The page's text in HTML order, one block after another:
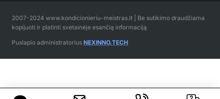
2007-2024 www.kondicionieriu-meistras.lt | Be sutikimo draudžiama
kopijuoti ir platinti svetainėje esančią informaciją
Puslapio administratorius NEXINNO.TECH